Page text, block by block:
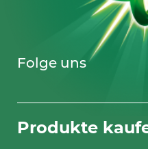
Produkte
Folge uns